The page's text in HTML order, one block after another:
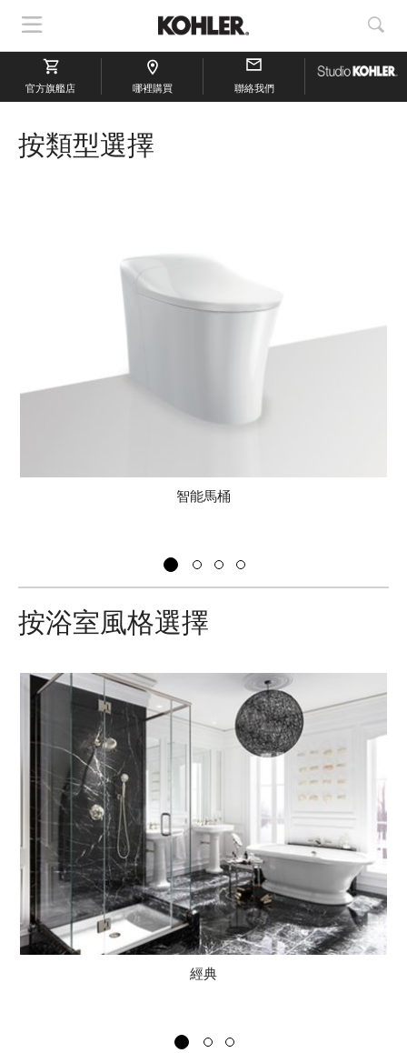
顯
示
導
航
顯
示
搜
官方旗艦店 哪裡購買 聯絡我們
按類型選擇
按浴室風格選擇